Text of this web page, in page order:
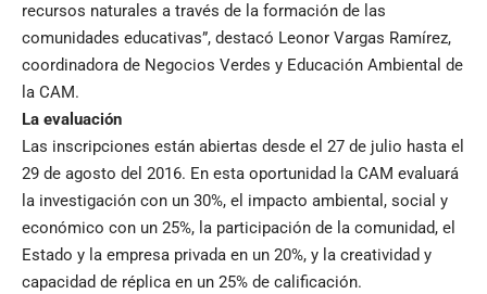
recursos naturales a través de la formación de las
comunidades educativas”, destacó Leonor Vargas Ramírez,
coordinadora de Negocios Verdes y Educación Ambiental de
la CAM.
La evaluación
Las inscripciones están abiertas desde el 27 de julio hasta el
29 de agosto del 2016. En esta oportunidad la CAM evaluará
la investigación con un 30%, el impacto ambiental, social y
económico con un 25%, la participación de la comunidad, el
Estado y la empresa privada en un 20%, y la creatividad y
capacidad de réplica en un 25% de calificación.